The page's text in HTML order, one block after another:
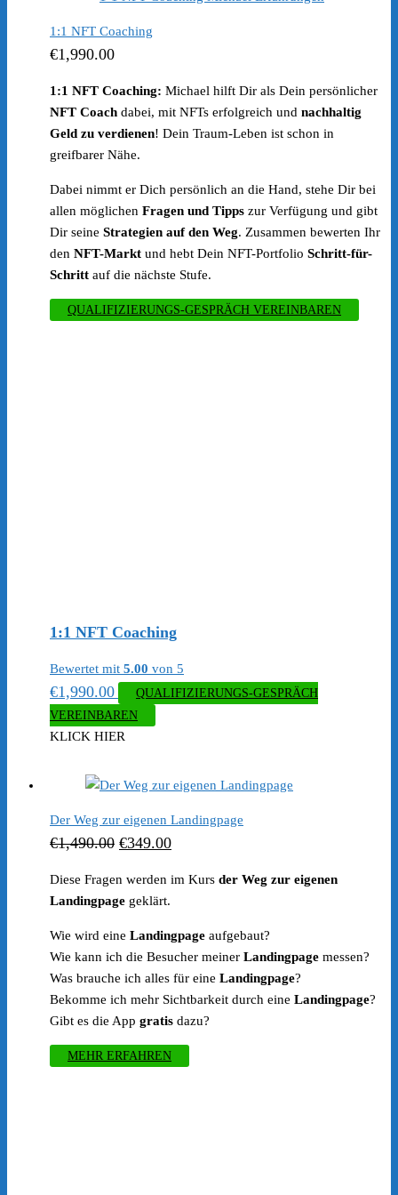
1:1 NFT Coaching
€1,990.00
1:1 NFT Coaching: Michael hilft Dir als Dein persönlicher
NFT Coach dabei, mit NFTs erfolgreich und nachhaltig
Geld zu verdienen! Dein Traum-Leben ist schon in
greifbarer Nähe.
Dabei nimmt er Dich persönlich an die Hand, stehe Dir bei
allen möglichen Fragen und Tipps zur Verfügung und gibt
Dir seine Strategien auf den Weg. Zusammen bewerten Ihr
den NFT-Markt und hebt Dein NFT-Portfolio Schritt-für-
Schritt auf die nächste Stufe.
QUALIFIZIERUNGS-GESPRÄCH VEREINBAREN
1:1 NFT Coaching
Bewertet mit 5.00 von 5
€1,990.00
QUALIFIZIERUNGS-GESPRÄCH
VEREINBAREN
KLICK HIER
Der Weg zur eigenen Landingpage
€1,490.00 Ursprünglicher
€349.00Aktueller
Diese Fragen werden im Kurs der Weg zur eigenen
Landingpage geklärt.
Wie wird eine Landingpage aufgebaut?
Wie kann ich die Besucher meiner Landingpage messen?
Was brauche ich alles für eine Landingpage?
Bekomme ich mehr Sichtbarkeit durch eine Landingpage?
Gibt es die App gratis dazu?
MEHR ERFAHREN